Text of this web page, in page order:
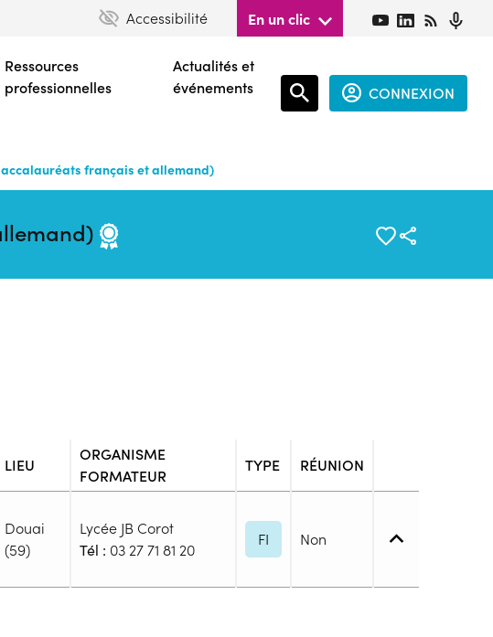
Accessibilité En un clic
Ressources
professionnelles
Actualités et
événements
CONNEXION
français et allemand)
LIEU
ORGANISME
FORMATEUR
TYPE RÉUNION
Douai
(59)
Lycée JB Corot
Tél : 03 27 71 81 20
FI Non